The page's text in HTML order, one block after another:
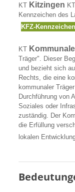
KT Kitzingen
Kennzeichen des
KFZ-Kennzeichen
KT
Träger". Dieser
und bezieht sich
Rechts, die eine
kommunaler
Durchführung von
Soziales oder
zuständig. Der
die Erfüllung
lokalen